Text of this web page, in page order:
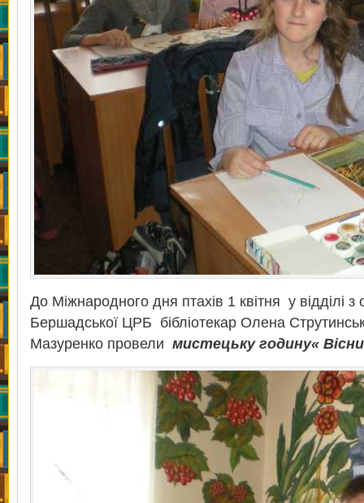
До Міжнародного дня птахів 1 квітня у відділі з
Бершадської ЦРБ бібліотекар Олена
Мазуренко провели мистецьку годину«